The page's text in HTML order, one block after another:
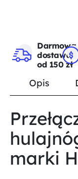
Darmowa
dostawa
od 150 zł
Opis
marki